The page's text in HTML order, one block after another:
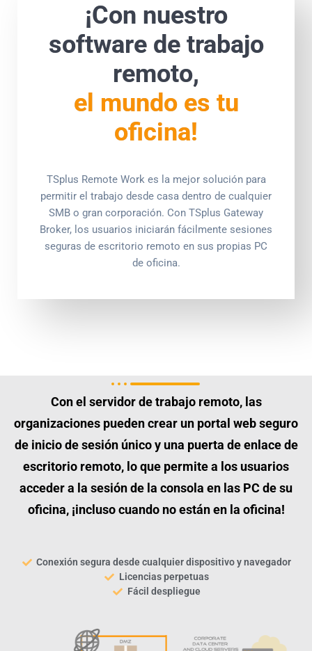
¡Con nuestro
software de trabajo
remoto,
el mundo es tu
oficina!
TSplus Remote Work es la mejor solución para
permitir el trabajo desde casa dentro de cualquier
SMB o gran corporación. Con TSplus Gateway
Broker, los usuarios iniciarán fácilmente sesiones
seguras de escritorio remoto en sus propias PC
de oficina.
Con el servidor de trabajo remoto, las
organizaciones pueden crear un portal web seguro
de inicio de sesión único y una puerta de enlace de
escritorio remoto, lo que permite a los usuarios
acceder a la sesión de la consola en las PC de su
oficina, ¡incluso cuando no están en la oficina!
Conexión segura desde cualquier dispositivo y navegador
Licencias perpetuas
Fácil despliegue